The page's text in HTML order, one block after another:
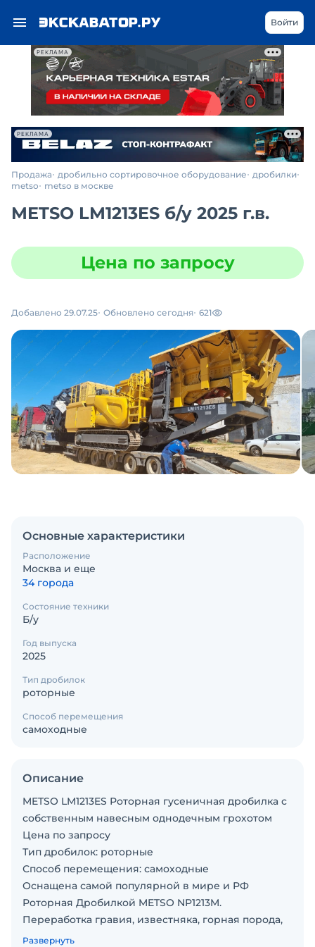
РЕКЛАМА
Войти
РЕКЛАМА
Продажа дробильно сортировочное оборудование дробилки
metso
metso в москве
METSO LM1213ES б/у 2025 г.в.
Цена по запросу
Добавлено 29.07.25 Обновлено сегодня 621
Основные характеристики
Расположение
Москва и еще
34 города
Состояние техники
Б/у
Год выпуска
2025
Тип дробилок
роторные
Способ перемещения
самоходные
Описание
METSO LM1213ES Роторная гусеничная дробилка с
собственным навесным однодечным грохотом
Цена по запросу
Тип дробилок: роторные
Способ перемещения: самоходные
Оснащена самой популярной в мире и РФ
Роторная Дробилкой METSO NP1213M.
Переработка гравия, известняка, горная порода,
руда, уголь, рециклинг и прочее.
Развернуть